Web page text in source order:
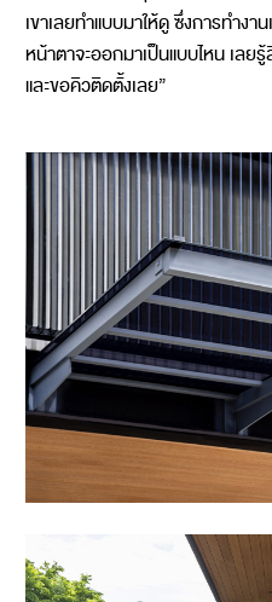
เขาเลยทำแบบมาให้ดู ซึ่งการทำงา
หน้าตาจะออกมาเป็นแบบไหน เลย
และขอคิวติดตั้งเลย”